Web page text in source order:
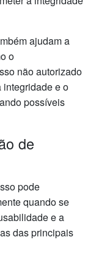
ajudam a
o
não autorizado
integridade e o
possíveis
de
pode
quando se
e a
das principais